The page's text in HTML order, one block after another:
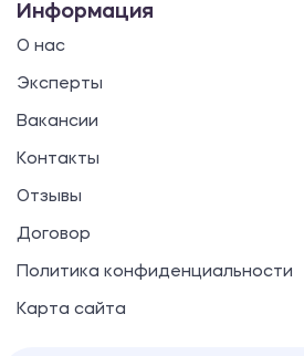
Информация
О нас
Эксперты
Вакансии
Контакты
Отзывы
Договор
Политика конфиденциальности
Карта сайта